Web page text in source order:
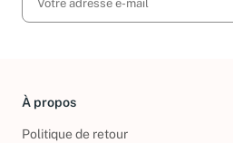
À propos
Politique de retour